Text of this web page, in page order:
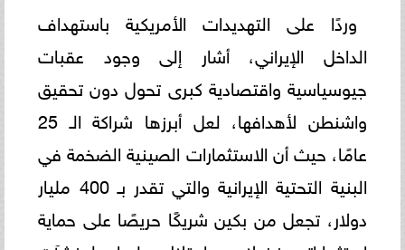
وردًا على التهديدات الأمريكية باستهداف
الداخل الإيراني، أشار إلى وجود عقبات
جيوسياسية واقتصادية كبرى تحول دون تحقيق
واشنطن لأهدافها، لعل أبرزها ​شراكة الـ 25
عامًا، حيث أن الاستثمارات الصينية الضخمة في
البنية التحتية الإيرانية والتي تقدر بـ 400 مليار
دولار، تجعل من بكين شريكًا حريصًا على حماية